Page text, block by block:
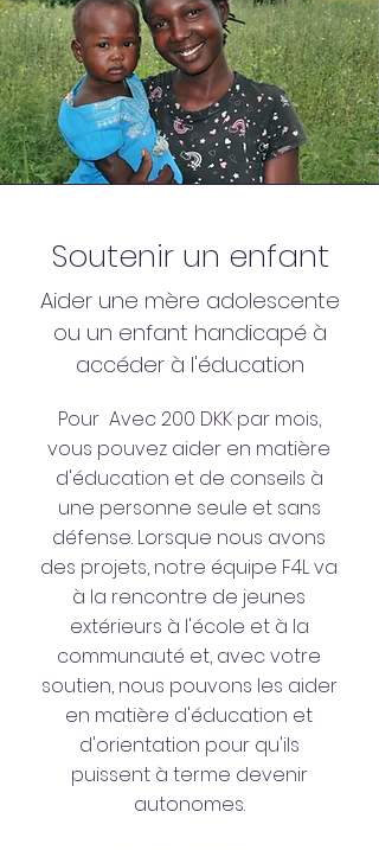
Soutenir un enfant
Aider une mère adolescente
ou un enfant handicapé à
accéder à l'éducation
Pour Avec 200 DKK par mois,
vous pouvez aider en matière
d'éducation et de conseils à
une personne seule et sans
défense. Lorsque nous avons
des projets, notre équipe F4L va
à la rencontre de jeunes
extérieurs à l'école et à la
communauté et, avec votre
soutien, nous pouvons les aider
en matière d'éducation et
d'orientation pour qu'ils
puissent à terme devenir
autonomes.